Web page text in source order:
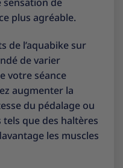
plus agréable.
de l’aquabike sur
de varier
votre séance
augmenter la
du pédalage ou
que des haltères
les muscles